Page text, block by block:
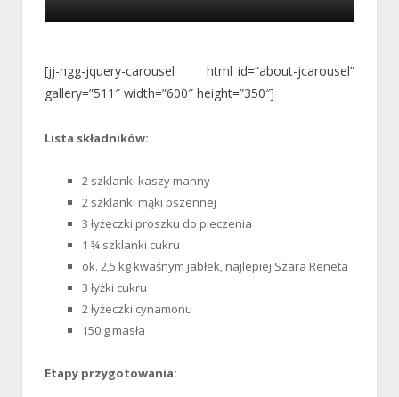
[jj-ngg-jquery-carousel html_id=”about-jcarousel”
gallery=”511″ width=”600″ height=”350″]
Lista składników:
2 szklanki kaszy manny
2 szklanki mąki pszennej
3 łyżeczki proszku do pieczenia
1 ¾ szklanki cukru
ok. 2,5 kg kwaśnym jabłek, najlepiej Szara Reneta
3 łyżki cukru
2 łyżeczki cynamonu
150 g masła
Etapy przygotowania: